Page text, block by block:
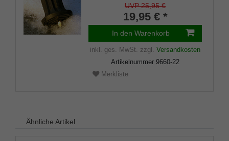
Gehstöcke aus Holz und Metall,
flexibler Schaft für
Durchmesser von ca. 17-22 mm
UVP 25,95 €
19,95 € *
In den Warenkorb
inkl. ges. MwSt. zzgl. Versandkosten
Artikelnummer 9660-22
Merkliste
Ähnliche Artikel